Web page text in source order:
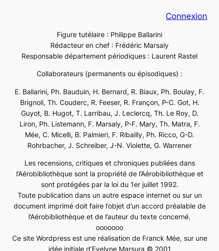
Connexion
Figure tutélaire : Philippe Ballarini
Rédacteur en chef : Frédéric Marsaly
Responsable département périodiques : Laurent Rastel
Collaborateurs (permanents ou épisodiques) :
E. Ballarini, Ph. Bauduin, H. Bernard, R. Biaux, Ph. Boulay, F.
Brignoli, Th. Couderc, R. Feeser, R. Françon, P-C. Got, H.
Guyot, B. Hugot, T. Larribau, J. Leclercq, Th. Le Roy, D.
Liron, Ph. Listemann, F. Marsaly, P-F. Mary, Th. Matra, F.
Mée, C. Micelli, B. Palmieri, F. Ribailly, Ph. Ricco, G-D.
Rohrbacher, J. Schreiber, J-N. Violette, G. Warrener
Les recensions, critiques et chroniques publiées dans
l’Aérobibliothèque sont la propriété de l’Aérobibliothèque et
sont protégées par la loi du 1er juillet 1992.
Toute publication dans un autre espace internet ou sur un
document imprimé doit faire l’objet d’un accord préalable de
l’Aérobibliothèque et de l’auteur du texte concerné.
ooooooo
Ce site Wordpress est une réalisation de Franck Mée, sur une
idée initiale d’Evelyne Marsura © 2001